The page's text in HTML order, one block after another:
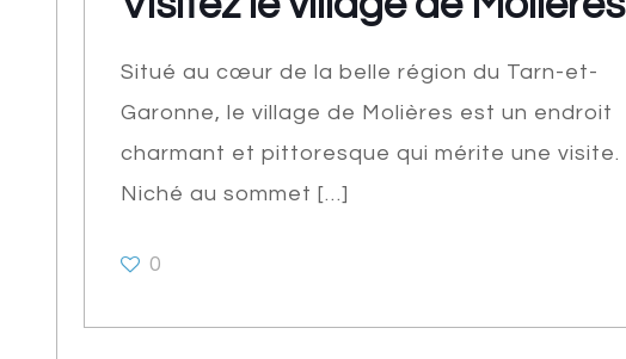
Situé au cœur de la belle région du Tarn-et-
Garonne, le village de Molières est un endroit
charmant et pittoresque qui mérite une visite.
Niché au sommet […]
0